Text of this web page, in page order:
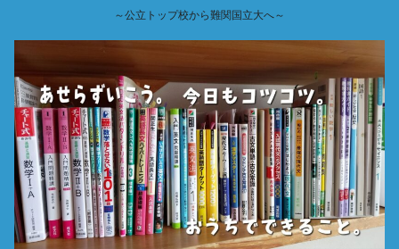
～公立トップ校から難関国立大へ～